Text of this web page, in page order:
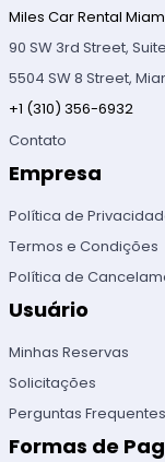
Miles Car Rental
90 SW 3rd Street,
5504 SW 8 Street,
+1 (310) 356-6932
Contato
Empresa
Política de
Termos e Condições
Política de
Usuário
Minhas Reservas
Solicitações
Perguntas Frequentes
Formas de